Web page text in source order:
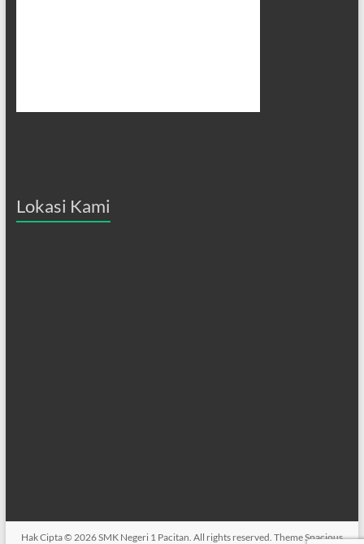
Lokasi Kami
Hak Cipta © 2026SMK Negeri 1 Pacitan. All rights reserved. ThemeSpacious